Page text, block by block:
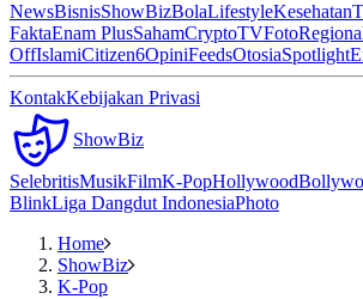
NewsBisnisShowBizBolaLifestyleKesehatan
FaktaEnam PlusSahamCryptoTVFoto
OffIslamiCitizen6OpiniFeedsOtosiaSpotlight
KontakKebijakan Privasi
ShowBiz
SelebritisMusikFilmK-PopHollywood
BlinkLiga Dangdut IndonesiaPhoto
Home
ShowBiz
K-Pop